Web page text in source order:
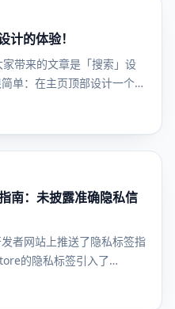
的体验！
带来的文章是「搜索」设
单：在主页顶部设计一个…
南：未披露准确隐私信
者网站上推送了隐私标签指
的隐私标签引入了…